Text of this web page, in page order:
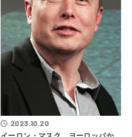
2023.10.20